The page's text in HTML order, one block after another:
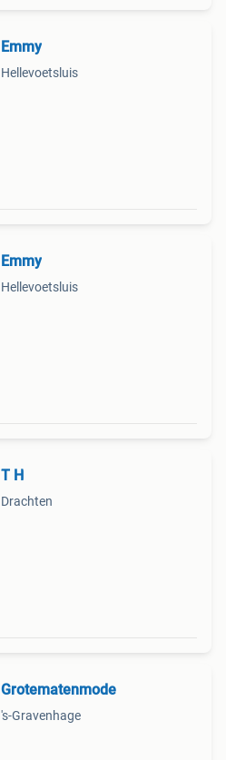
Emmy
Hellevoetsluis
Emmy
Hellevoetsluis
T H
Drachten
Grotematenmode
's-Gravenhage